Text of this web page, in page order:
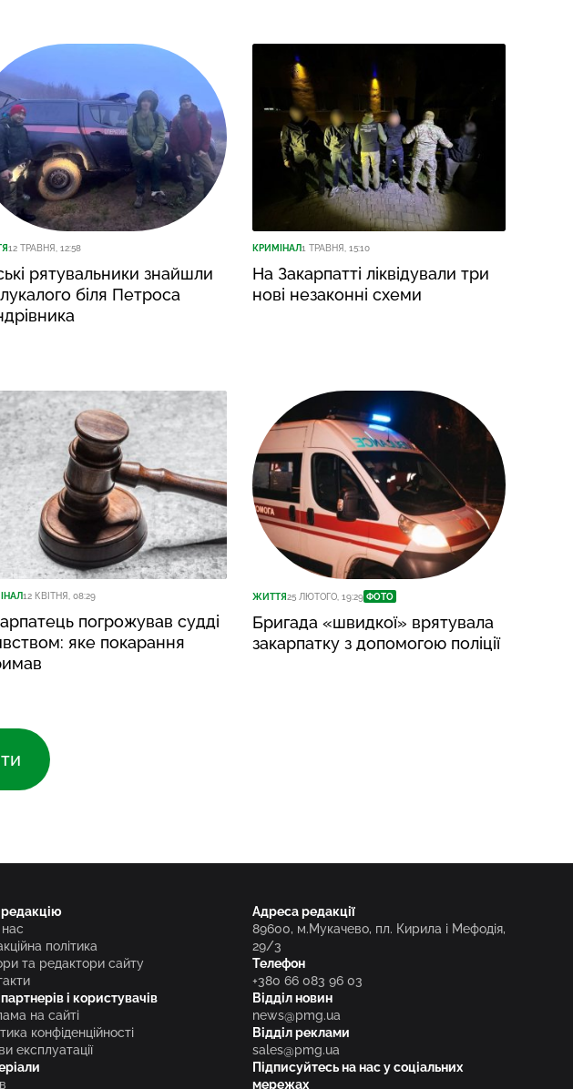
12 ТРАВНЯ, 12:58
рятувальники знайшли
біля Петроса
КРИМІНАЛ1 ТРАВНЯ, 15:10
На Закарпатті ліквідували три
нові незаконні схеми
12 КВІТНЯ, 08:29
погрожував судді
яке покарання
ЖИТТЯ25 ЛЮТОГО, 19:29 ФОТО
Бригада «швидкої» врятувала
закарпатку з допомогою поліції
політика
та редактори сайту
і користувачів
на сайті
конфіденційності
експлуатації
Адреса редакції
89600, м.Мукачево, пл. Кирила і Мефодія,
29/3
Телефон
+380 66 083 96 03
Відділ новин
news@pmg.ua
Відділ реклами
sales@pmg.ua
Підписуйтесь на нас у соціальних
мережах